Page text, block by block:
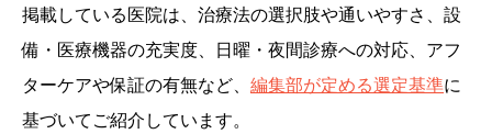
掲載している医院は、治療法の選択肢や通いやすさ、設
備・医療機器の充実度、日曜・夜間診療への対応、アフ
ターケアや保証の有無など、 編集部が定める選定基準に
基づいてご紹介しています。